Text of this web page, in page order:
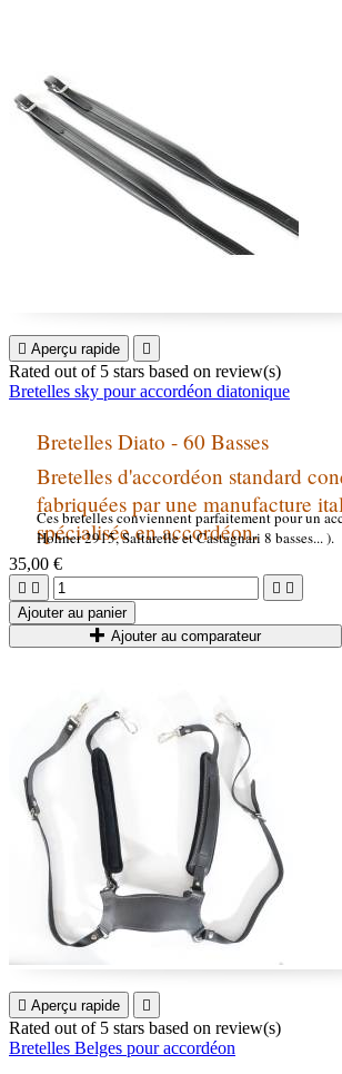
 Aperçu rapide 
Rated out of 5 stars based on review(s)
Bretelles sky pour accordéon diatonique
Bretelles Diato - 60 Basses
Bretelles d'accordéon standard
fabriquées par une manufacture
spécialisée en accordéon.
Ces bretelles conviennent parfaitement pour un
Hohner 2915, Saltarelle et Castagnari 8 basses... ).
35,00 €
   
Ajouter au panier
Ajouter au comparateur
 Aperçu rapide 
Rated out of 5 stars based on review(s)
Bretelles Belges pour accordéon